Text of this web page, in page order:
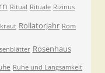
Ritual Rituale Rizinus
Rollatorjahr Rom
Rosenhaus
Ruhe und Langsamkeit